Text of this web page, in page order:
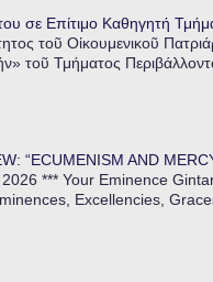
σε Επίτιμο Καθηγητή
τοῦ Οἰκουμενικοῦ
τοῦ Τμήματος
“ECUMENISM AND
*** Your Eminence
Excellencies,